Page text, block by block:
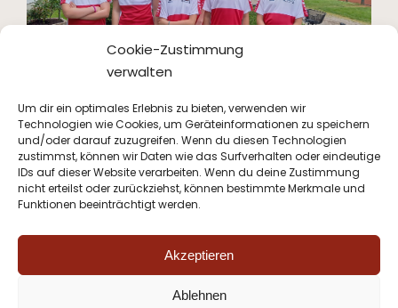
Cookie-Zustimmung
verwalten
Um dir ein optimales Erlebnis zu bieten, verwenden wir
Technologien wie Cookies, um Geräteinformationen zu speichern
und/oder darauf zuzugreifen. Wenn du diesen Technologien
zustimmst, können wir Daten wie das Surfverhalten oder eindeutige
IDs auf dieser Website verarbeiten. Wenn du deine Zustimmung
nicht erteilst oder zurückziehst, können bestimmte Merkmale und
Funktionen beeinträchtigt werden.
Akzeptieren
Ablehnen
U12 Großfeld
Instagram